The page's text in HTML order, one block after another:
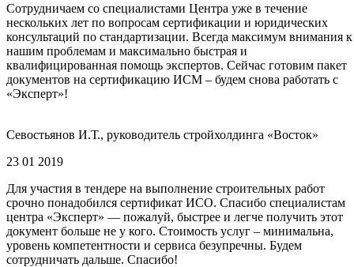
Сотрудничаем со специалистами Центра уже в течение
нескольких лет по вопросам сертификации и юридических
консультаций по стандартизации. Всегда максимум внимания к
нашим проблемам и максимально быстрая и
квалифицированная помощь экспертов. Сейчас готовим пакет
документов на сертификацию ИСМ – будем снова работать с
«Эксперт»!
Севостьянов И.Т., руководитель стройхолдинга «Восток»
23 01 2019
Для участия в тендере на выполнение строительных работ
срочно понадобился сертификат ИСО. Спасибо специалистам
центра «Эксперт» — пожалуй, быстрее и легче получить этот
документ больше не у кого. Стоимость услуг – минимальна,
уровень компетентности и сервиса безупречны. Будем
сотрудничать дальше. Спасибо!